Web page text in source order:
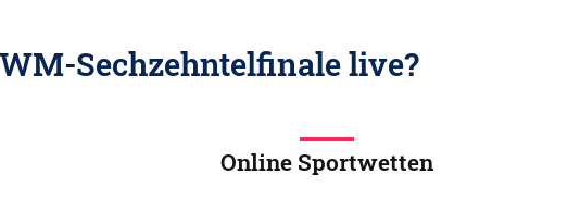
Sechzehntelfinale live?
Online Sportwetten